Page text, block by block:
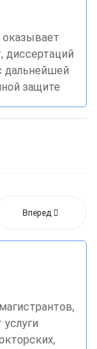
оказывает
диссертаций
дальнейшей
защите
Вперед